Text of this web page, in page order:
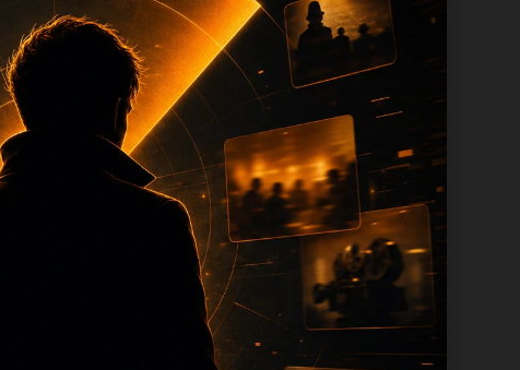
用户在短时间内理解页面主题、入口路径
同一批页面出现高度重复。从搜索体验看，
页保留面包屑、同类推荐、热门推荐、上一
容，每次新增保持少量、稳定、
主题默认图兜底；如果标题过短、描述为